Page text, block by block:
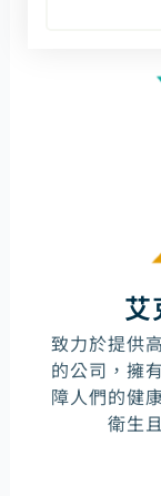
艾
致力於提供
的公司，擁
障人們的健
衛生